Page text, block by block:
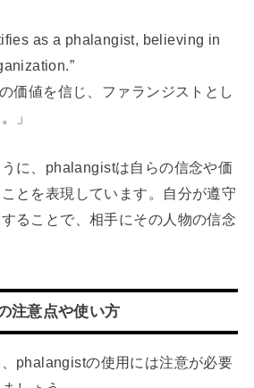
as a phalangist, believing in
価値を信じ、ファランジストとし
」
に、phalangistは自らの信念や価
とを表現しています。自分が遵守
ることで、相手にその人物の信念
注意点や使い方
phalangistの使用には注意が必要